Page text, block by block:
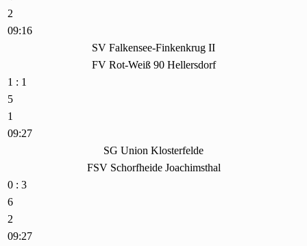
2
09:16
SV Falkensee-Finkenkrug II
FV Rot-Weiß 90 Hellersdorf
1 : 1
5
1
09:27
SG Union Klosterfelde
FSV Schorfheide Joachimsthal
0 : 3
6
2
09:27